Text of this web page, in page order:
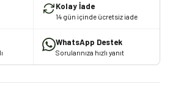
Kolay İade
14 gün içinde ücretsiz iade
WhatsApp Destek
Sorularınıza hızlı yanıt